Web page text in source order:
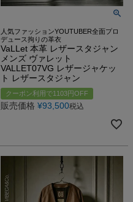
人気ファッションYOUTUBER全面プロ
デュース拘りの革衣
VaLLet 本革 レザースタジャン
メンズ ヴァレット
VALLET07VG レザージャケッ
ト レザースタジャン
クーポン利用で1103円OFF
販売価格 ¥93,500税込